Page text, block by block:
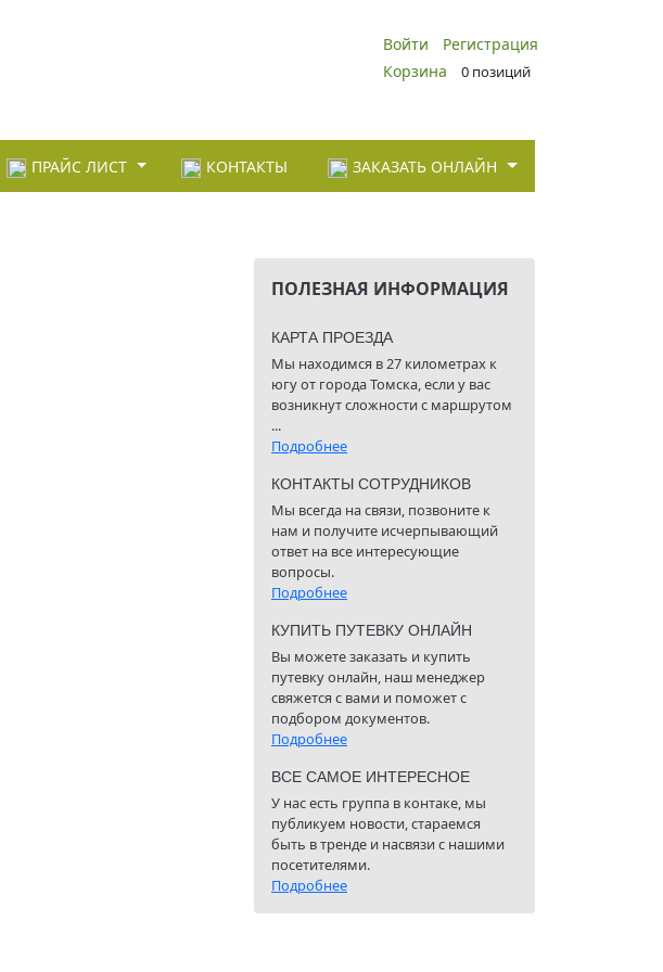
Войти
Регистрация
Корзина
0 позиций
ПРАЙС ЛИСТ КОНТАКТЫ ЗАКАЗАТЬ ОНЛАЙН
ПОЛЕЗНАЯ ИНФОРМАЦИЯ
КАРТА ПРОЕЗДА
Мы находимся в 27 километрах к
югу от города Томска, если у вас
возникнут сложности с маршрутом
...
Подробнее
КОНТАКТЫ СОТРУДНИКОВ
Мы всегда на связи, позвоните к
нам и получите исчерпывающий
ответ на все интересующие
вопросы.
Подробнее
КУПИТЬ ПУТЕВКУ ОНЛАЙН
Вы можете заказать и купить
путевку онлайн, наш менеджер
свяжется с вами и поможет с
подбором документов.
Подробнее
ВСЕ САМОЕ ИНТЕРЕСНОЕ
У нас есть группа в контаке, мы
публикуем новости, стараемся
быть в тренде и насвязи с нашими
посетителями.
Подробнее